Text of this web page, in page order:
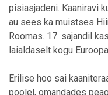
pisiasjadeni. Kaaniravi
au sees ka muistses
Roomas. 17. sajandil
laialdaselt kogu
Erilise hoo sai
poolel, omandades